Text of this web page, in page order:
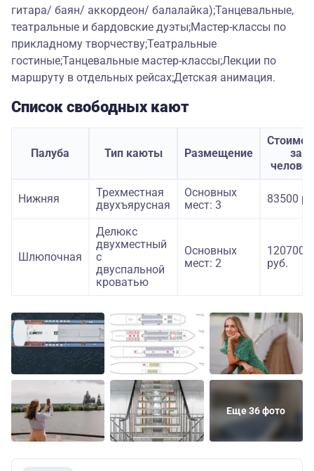
гитара/ баян/ аккордеон/ балалайка);Танцевальные,
театральные и бардовские дуэты;Мастер-классы по
прикладному творчеству;Театральные
гостиные;Танцевальные мастер-классы;Лекции по
маршруту в отдельных рейсах;Детская анимация.
Список свободных кают
Палуба Тип каюты Размещение
за
Нижняя
Трехместная
двухъярусная
Основных
мест: 3
83500
Шлюпочная
Делюкс
двухместный
с
двуспальной
кроватью
Основных
мест: 2
120700
руб.
Еще 36 фото